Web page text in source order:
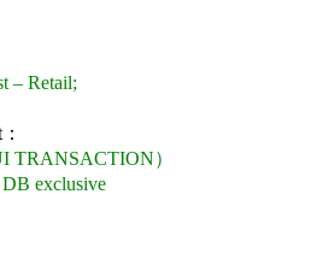
– Retail;
TRANSACTION）
exclusive